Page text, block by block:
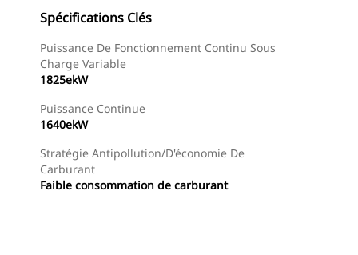
Spécifications Clés
Puissance De Fonctionnement Continu Sous
Charge Variable
1825ekW
Puissance Continue
1640ekW
Stratégie Antipollution/d'économie De
Carburant
Faible consommation de carburant